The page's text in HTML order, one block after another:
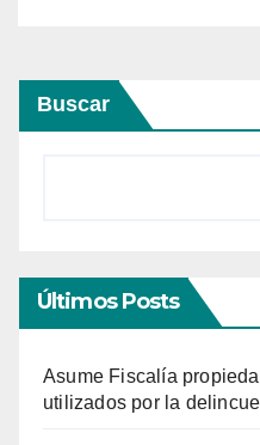
Buscar
Últimos Posts
Asume Fiscalía
utilizados por la